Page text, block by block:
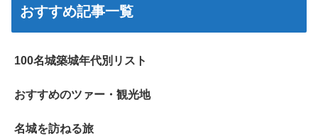
おすすめ記事一覧
100名城築城年代別リスト
おすすめのツァー・観光地
名城を訪ねる旅